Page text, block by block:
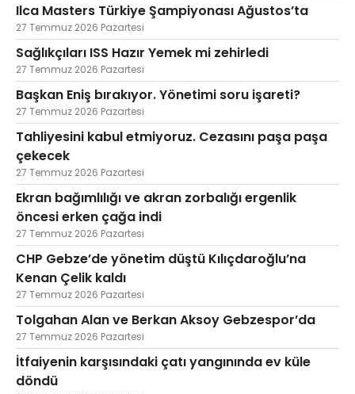
Ilca Masters Türkiye Şampiyonası Ağustos’ta
27 Temmuz 2026 Pazartesi
Sağlıkçıları ISS Hazır Yemek mi zehirledi
27 Temmuz 2026 Pazartesi
Başkan Eniş bırakıyor. Yönetimi soru işareti?
27 Temmuz 2026 Pazartesi
Tahliyesini kabul etmiyoruz. Cezasını paşa paşa
çekecek
27 Temmuz 2026 Pazartesi
Ekran bağımlılığı ve akran zorbalığı ergenlik
öncesi erken çağa indi
27 Temmuz 2026 Pazartesi
CHP Gebze’de yönetim düştü Kılıçdaroğlu’na
Kenan Çelik kaldı
27 Temmuz 2026 Pazartesi
Tolgahan Alan ve Berkan Aksoy Gebzespor’da
27 Temmuz 2026 Pazartesi
İtfaiyenin karşısındaki çatı yangınında ev küle
döndü